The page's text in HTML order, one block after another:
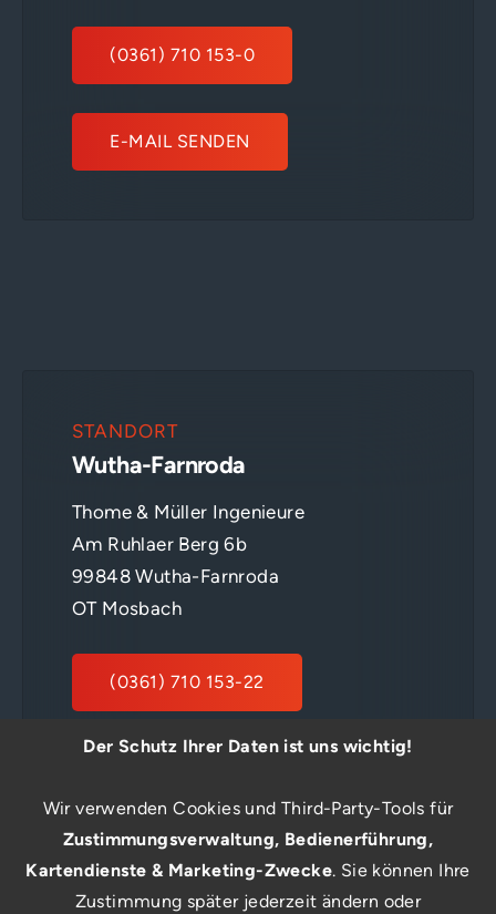
(0361) 710 153-0
E-MAIL SENDEN
STANDORT
Wutha-Farnroda
Thome & Müller Ingenieure
Am Ruhlaer Berg 6b
99848 Wutha-Farnroda
OT Mosbach
(0361) 710 153-22
Der Schutz Ihrer Daten ist uns wichtig!
Wir verwenden Cookies und Third-Party-Tools für
Zustimmungsverwaltung, Bedienerführung,
Kartendienste & Marketing-Zwecke. Sie können Ihre
Zustimmung später jederzeit ändern oder